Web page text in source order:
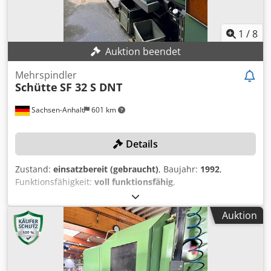
1 /8
Auktion beendet
Sachsen-Anhalt 601 km
Mehrspindler
Schütte SF 32 S DNT
Details
Zustand: einsatzbereit (gebraucht), Baujahr: 1992,
Funktionsfähigkeit: voll funktionsfähig,
Stangendurchmesser (max.):32 mm
Bohrtiefe:80 mm, Kein Mindestpreis - garantierter Verkauf
zum höchsten Gebot! Die Maschine wird mit Spannzangen,
Aufnahmen und weiterem Zubehör verkauft! Für weitere
Schütte Mehrspindler, die vom selben Standort verkauft
werden, siehe unten! TECHNISCHE DETAILS Drehlänge
Auktion